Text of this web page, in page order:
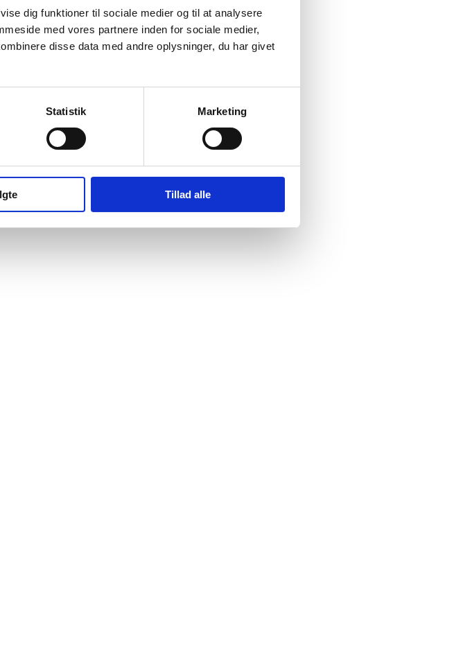
dig funktioner til sociale medier og til at analysere
med vores partnere inden for sociale medier,
disse data med andre oplysninger, du har givet
Statistik Marketing
Tillad alle